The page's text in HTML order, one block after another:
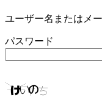
ユーザー名またはメ
パスワード